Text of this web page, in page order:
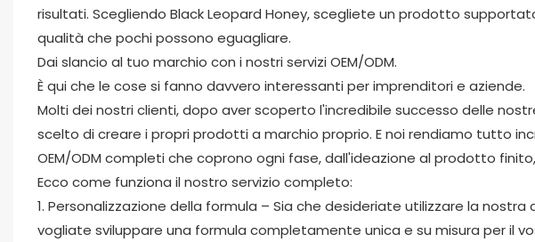
risultati. Scegliendo Black Leopard Honey, scegliete un prodotto
qualità che pochi possono eguagliare.
Dai slancio al tuo marchio con i nostri servizi OEM/ODM.
È qui che le cose si fanno davvero interessanti per imprenditori e aziende.
Molti dei nostri clienti, dopo aver scoperto l'incredibile successo delle
scelto di creare i propri prodotti a marchio proprio. E noi rendiamo tutto
OEM/ODM completi che coprono ogni fase, dall'ideazione al prodotto
Ecco come funziona il nostro servizio completo:
1. Personalizzazione della formula – Sia che desideriate utilizzare la
vogliate sviluppare una formula completamente unica e su misura per il